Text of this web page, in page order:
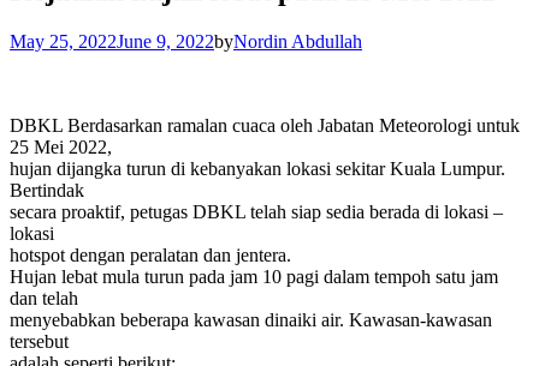
May 25, 2022June 9, 2022byNordin Abdullah
DBKL Berdasarkan ramalan cuaca oleh Jabatan Meteorologi untuk
25 Mei 2022,
hujan dijangka turun di kebanyakan lokasi sekitar Kuala Lumpur.
Bertindak
secara proaktif, petugas DBKL telah siap sedia berada di lokasi –
lokasi
hotspot dengan peralatan dan jentera.
Hujan lebat mula turun pada jam 10 pagi dalam tempoh satu jam
dan telah
menyebabkan beberapa kawasan dinaiki air. Kawasan-kawasan
tersebut